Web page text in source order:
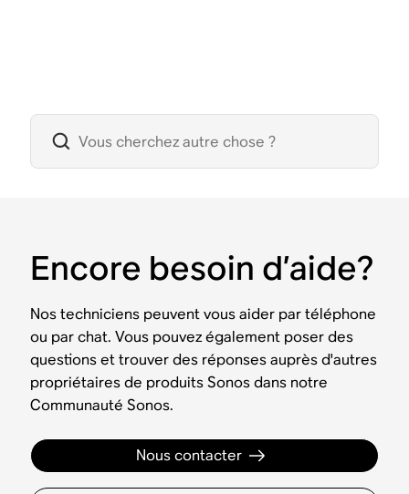
Encore besoin d’aide?
Nos techniciens peuvent vous aider par téléphone
ou par chat. Vous pouvez également poser des
questions et trouver des réponses auprès d'autres
propriétaires de produits Sonos dans notre
Communauté Sonos.
Nous contacter